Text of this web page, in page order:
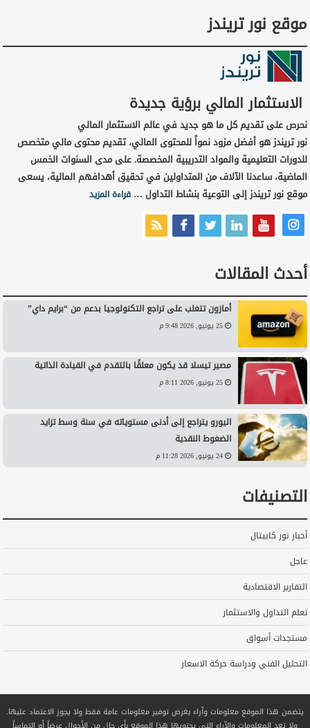
موقع نور تريندز
الاستثمار المالي برؤية جديدة
نحرص على تقديم كل ما هو جديد في عالم الاستثمار المالي
نور تريندز هو أفضل مزود نمواً للمحتوى المالي، تقديم محتوى مالي متخصص
للدورات التعليمية والمواد التدريبية المخصصة. على مدى السنوات الخمس
الماضية، ساعدنا الآلاف من المتداولين في تحقيق أهدافهم المالية، يسعى
موقع نور تريندز إلى التوعية بنشاط التداول …قراءة المزيد
أحدث المقالات
أمازون تتغلب على تراجع التكنولوجيا بدعم من “برايم داي”
25 يونيو, 2026 9:48 م
مصير تيسلا قد يكون معلقًا بالتقدم في القيادة الذاتية
25 يونيو, 2026 8:11 م
اليورو يتراجع إلى أدنى مستوياته في سنة وسط تزايد
الضغوط النقدية
24 يونيو, 2026 11:28 م
التصنيفات
أخبار نور كابيتال
عاجل
التقارير الاقتصادية
تعلم التداول والاستثمار
مستجدات أسواق
التحليل الفني ودراسة حركة الاسعار
يتضمن هذا الموقع معلومات وآراء بغرض توفير معلومات عامة فقط ولا يجوز الاعتماد عليها.